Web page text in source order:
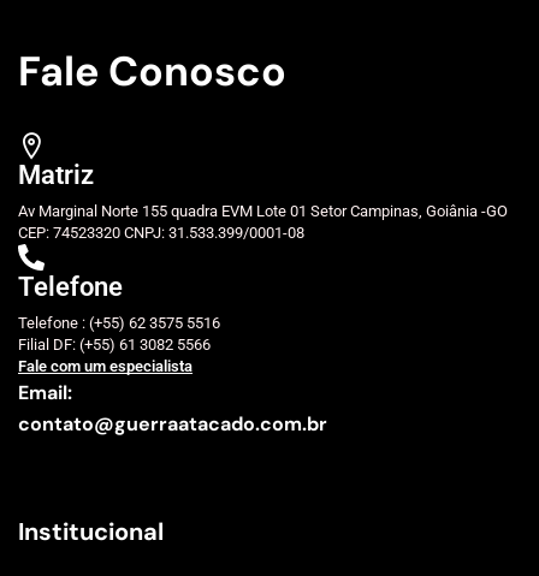
Fale Conosco
Matriz
Av Marginal Norte 155 quadra EVM Lote 01 Setor Campinas, Goiânia -GO
CEP: 74523320 CNPJ: 31.533.399/0001-08
Telefone
Telefone : (+55) 62 3575 5516
Filial DF: (+55) 61 3082 5566
Fale com um especialista
Email:
contato@guerraatacado.com.br
Institucional